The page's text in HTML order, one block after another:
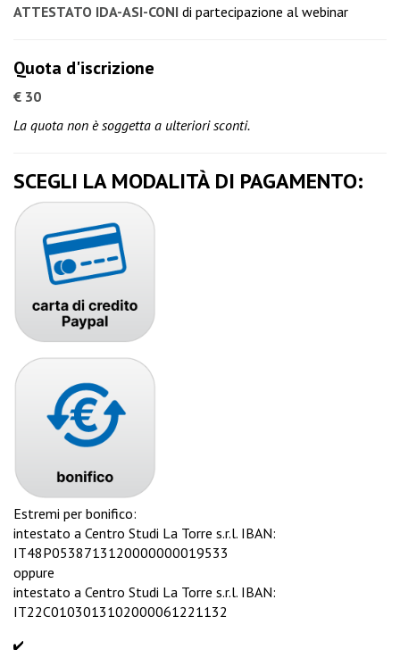
ATTESTATO IDA-ASI-CONI di partecipazione al webinar
Quota d'iscrizione
€ 30
La quota non è soggetta a ulteriori sconti.
SCEGLI LA MODALITÀ DI PAGAMENTO:
Estremi per bonifico:
intestato a Centro Studi La Torre s.r.l. IBAN:
IT48P0538713120000000019533
oppure
intestato a Centro Studi La Torre s.r.l. IBAN:
IT22C0103013102000061221132